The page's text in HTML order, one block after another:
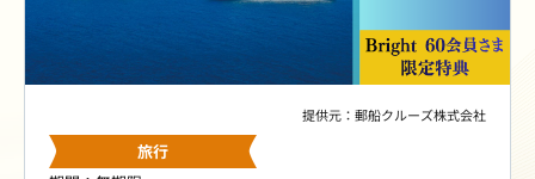
提供元：郵船クルーズ株式会社
旅行